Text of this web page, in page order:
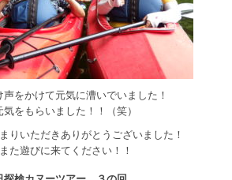
をかけて元気に漕いでいました！
気をもらいました！！（笑）
りいただきありがとうございました！
た遊びに来てください！！